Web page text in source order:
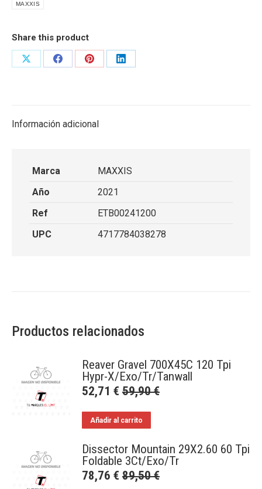
MAXXIS
Share this product
Share
Share
Share
Share
Información adicional
Marca
MAXXIS
Año
2021
Ref
ETB00241200
UPC
4717784038278
Productos relacionados
Reaver Gravel 700X45C 120 Tpi
Hypr-X/Exo/Tr/Tanwall
52,71 € 59,90€
Añadir al carrito
Dissector Mountain 29X2.60 60 Tpi
Foldable 3Ct/Exo/Tr
78,76 € 89,50€